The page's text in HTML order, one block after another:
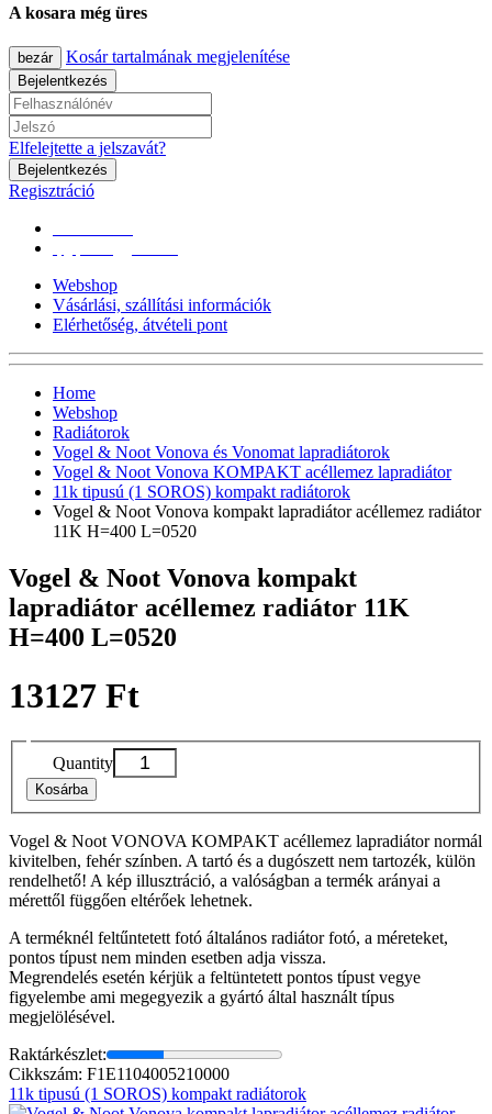
A kosara még üres
bezár Kosár tartalmának megjelenítése
Bejelentkezés
Elfelejtette a jelszavát?
Bejelentkezés
Regisztráció
Webshop
Vásárlási, szállítási információk
Elérhetőség, átvételi pont
Home
Webshop
Radiátorok
Vogel & Noot Vonova és Vonomat lapradiátorok
Vogel & Noot Vonova KOMPAKT acéllemez lapradiátor
11k tipusú (1 SOROS) kompakt radiátorok
Vogel & Noot Vonova kompakt lapradiátor acéllemez radiátor
11K H=400 L=0520
Vogel & Noot Vonova kompakt
lapradiátor acéllemez radiátor 11K
H=400 L=0520
13127 Ft
Quantity
Kosárba
Vogel & Noot VONOVA KOMPAKT acéllemez lapradiátor normál
kivitelben, fehér színben. A tartó és a dugószett nem tartozék, külön
rendelhető! A kép illusztráció, a valóságban a termék arányai a
mérettől függően eltérőek lehetnek.
A terméknél feltűntetett fotó általános radiátor fotó, a méreteket,
pontos típust nem minden esetben adja vissza.
Megrendelés esetén kérjük a feltüntetett pontos típust vegye
figyelembe ami megegyezik a gyártó által használt típus
megjelölésével.
Raktárkészlet:
Cikkszám: F1E1104005210000
11k tipusú (1 SOROS) kompakt radiátorok